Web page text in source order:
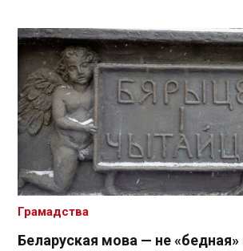
Беларуская мова — не
Грамадства